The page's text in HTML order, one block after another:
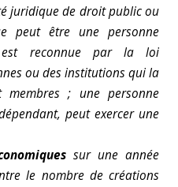
juridique de droit public ou
peut être une personne
est reconnue par la loi
ou des institutions qui la
; une personne
peut exercer une
sur une année
le nombre de créations